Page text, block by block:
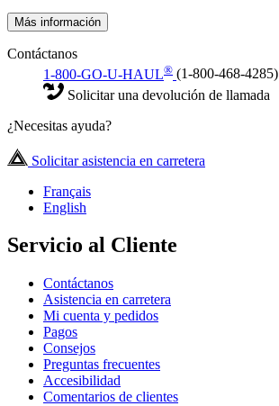
Más información
Contáctanos
1-800-GO-U-HAUL® (1-800-468-4285)
Solicitar una devolución de llamada
¿Necesitas ayuda?
Solicitar asistencia en carretera
Français
English
Servicio al Cliente
Contáctanos
Asistencia en carretera
Mi cuenta y pedidos
Pagos
Consejos
Preguntas frecuentes
Accesibilidad
Comentarios de clientes